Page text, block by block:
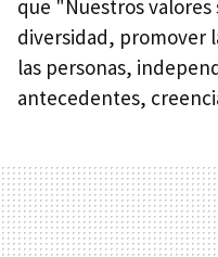
que "Nuestros
diversidad, promover
las personas,
antecedentes,